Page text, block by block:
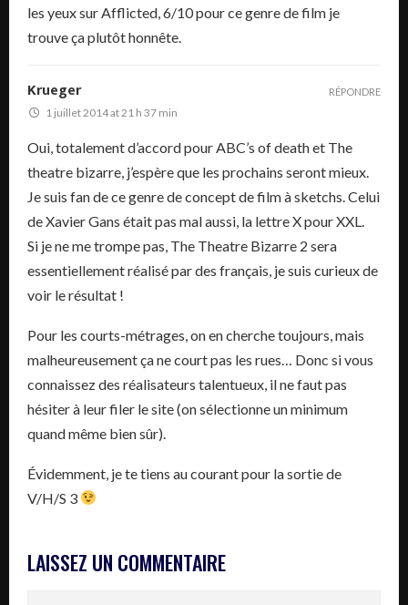
les yeux sur Afflicted, 6/10 pour ce genre de film je
trouve ça plutôt honnête.
Krueger
1 juillet 2014 at 21 h 37 min
Oui, totalement d’accord pour ABC’s of death et The
theatre bizarre, j’espère que les prochains seront mieux.
Je suis fan de ce genre de concept de film à sketchs. Celui
de Xavier Gans était pas mal aussi, la lettre X pour XXL.
Si je ne me trompe pas, The Theatre Bizarre 2 sera
essentiellement réalisé par des français, je suis curieux de
voir le résultat !
Pour les courts-métrages, on en cherche toujours, mais
malheureusement ça ne court pas les rues… Donc si vous
connaissez des réalisateurs talentueux, il ne faut pas
hésiter à leur filer le site (on sélectionne un minimum
quand même bien sûr).
Évidemment, je te tiens au courant pour la sortie de
V/H/S 3
RÉPONDRE
LAISSEZ UN COMMENTAIRE